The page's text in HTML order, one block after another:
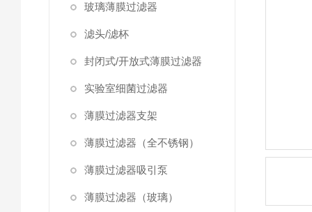
玻璃薄膜过滤器
滤头/滤杯
封闭式/开放式薄膜过滤器
实验室细菌过滤器
薄膜过滤器支架
薄膜过滤器（全不锈钢）
薄膜过滤器吸引泵
薄膜过滤器（玻璃）